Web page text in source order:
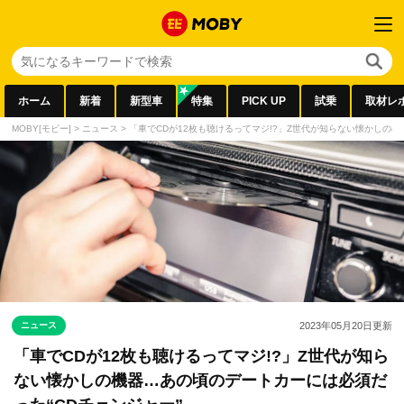
ホーム 新着 新型車 特集 PICK UP 試乗 取材レ
MOBY[モビー] > ニュース > 「車でCDが12枚も聴けるってマジ!?」Z世代が知らない懐かしの
ニュース 2023年05月20日更新
「車でCDが12枚も聴けるってマジ!?」Z世代が知ら
ない懐かしの機器…あの頃のデートカーには必須だ